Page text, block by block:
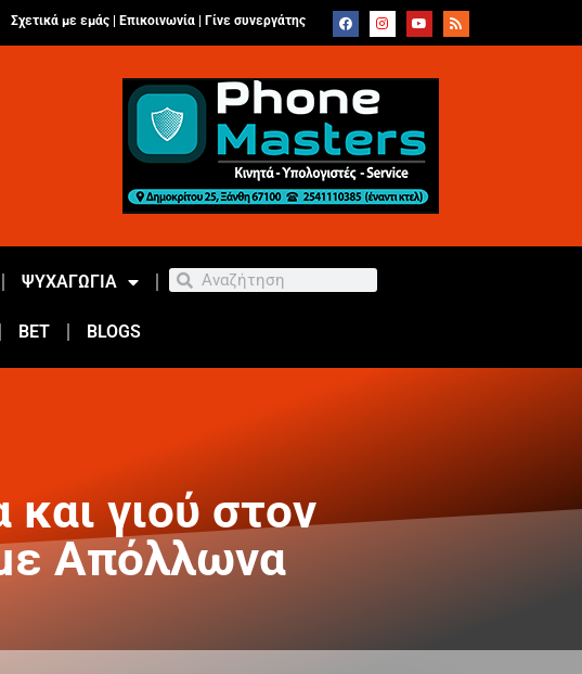
Σχετικά με εμάς | Επικοινωνία Γίνε συνεργάτης
ΨΥΧΑΓΩΓΙΑ
BET BLOGS
γιού στον
Απόλλωνα